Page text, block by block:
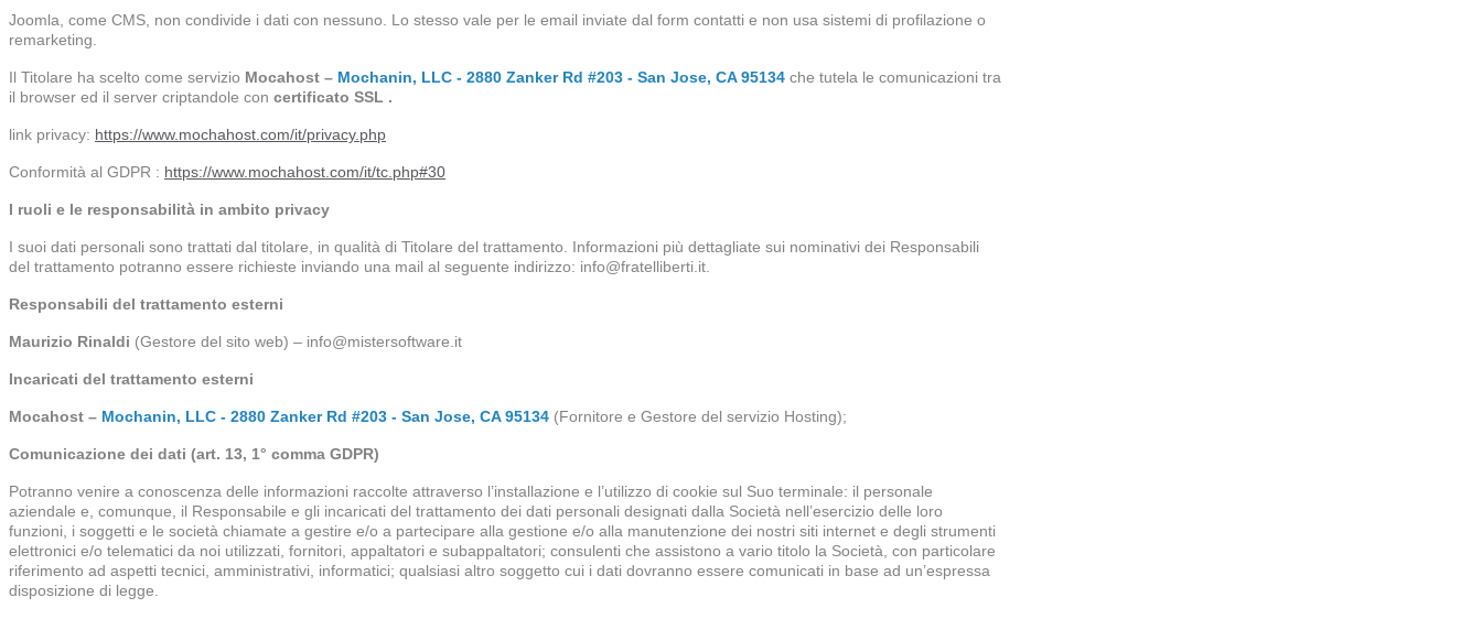
Joomla, come CMS, non condivide i dati con nessuno. Lo stesso vale per le email inviate dal form contatti e non usa sistemi di profilazione o
remarketing.
Il Titolare ha scelto come servizio Mocahost – Mochanin, LLC - 2880 Zanker Rd #203 - San Jose, CA 95134 che tutela le comunicazioni tra
il browser ed il server criptandole con certificato SSL .
link privacy: https://www.mochahost.com/it/privacy.php
Conformità al GDPR : https://www.mochahost.com/it/tc.php#30
I ruoli e le responsabilità in ambito privacy
I suoi dati personali sono trattati dal titolare, in qualità di Titolare del trattamento. Informazioni più dettagliate sui nominativi dei Responsabili
del trattamento potranno essere richieste inviando una mail al seguente indirizzo: info@fratelliberti.it.
Responsabili del trattamento esterni
Maurizio Rinaldi (Gestore del sito web) – info@mistersoftware.it
Incaricati del trattamento esterni
Mocahost – Mochanin, LLC - 2880 Zanker Rd #203 - San Jose, CA 95134 (Fornitore e Gestore del servizio Hosting);
Comunicazione dei dati (art. 13, 1° comma GDPR)
Potranno venire a conoscenza delle informazioni raccolte attraverso l’installazione e l’utilizzo di cookie sul Suo terminale: il personale
aziendale e, comunque, il Responsabile e gli incaricati del trattamento dei dati personali designati dalla Società nell’esercizio delle loro
funzioni, i soggetti e le società chiamate a gestire e/o a partecipare alla gestione e/o alla manutenzione dei nostri siti internet e degli strumenti
elettronici e/o telematici da noi utilizzati, fornitori, appaltatori e subappaltatori; consulenti che assistono a vario titolo la Società, con particolare
riferimento ad aspetti tecnici, amministrativi, informatici; qualsiasi altro soggetto cui i dati dovranno essere comunicati in base ad un’espressa
disposizione di legge.